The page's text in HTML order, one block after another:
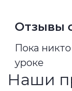
Отзывы
Пока
уроке
Наши